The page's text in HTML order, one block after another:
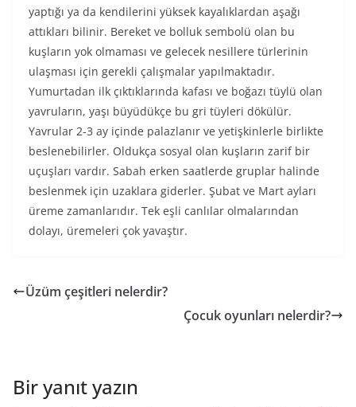
yaptığı ya da kendilerini yüksek kayalıklardan aşağı
attıkları bilinir. Bereket ve bolluk sembolü olan bu
kuşların yok olmaması ve gelecek nesillere türlerinin
ulaşması için gerekli çalışmalar yapılmaktadır.
Yumurtadan ilk çıktıklarında kafası ve boğazı tüylü olan
yavruların, yaşı büyüdükçe bu gri tüyleri dökülür.
Yavrular 2-3 ay içinde palazlanır ve yetişkinlerle birlikte
beslenebilirler. Oldukça sosyal olan kuşların zarif bir
uçuşları vardır. Sabah erken saatlerde gruplar halinde
beslenmek için uzaklara giderler. Şubat ve Mart ayları
üreme zamanlarıdır. Tek eşli canlılar olmalarından
dolayı, üremeleri çok yavaştır.
Üzüm çeşitleri nelerdir?
Çocuk oyunları nelerdir?
Bir yanıt yazın